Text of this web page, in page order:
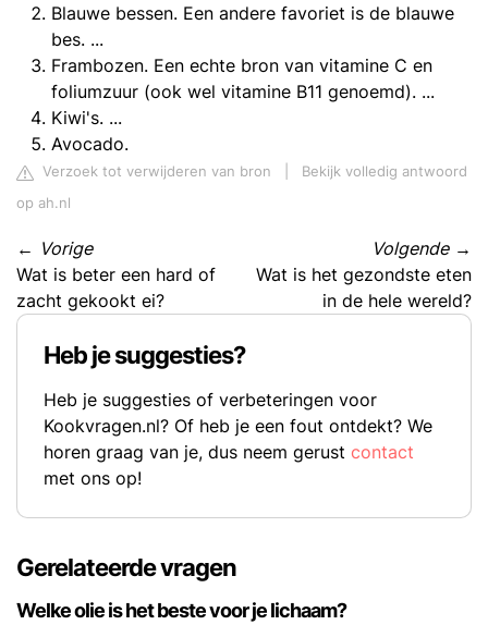
Blauwe bessen. Een andere favoriet is de blauwe
bes. ...
Frambozen. Een echte bron van vitamine C en
foliumzuur (ook wel vitamine B11 genoemd). ...
Kiwi's. ...
Avocado.
Verzoek tot verwijderen van bron
Bekijk volledig antwoord
op ah.nl
← Vorige
Wat is beter een hard of
zacht gekookt ei?
Volgende→
Wat is het gezondste eten
in de hele wereld?
Heb je suggesties?
Heb je suggesties of verbeteringen voor
Kookvragen.nl? Of heb je een fout ontdekt? We
horen graag van je, dus neem gerust contact
met ons op!
Gerelateerde vragen
Welke olie is het beste voor je lichaam?